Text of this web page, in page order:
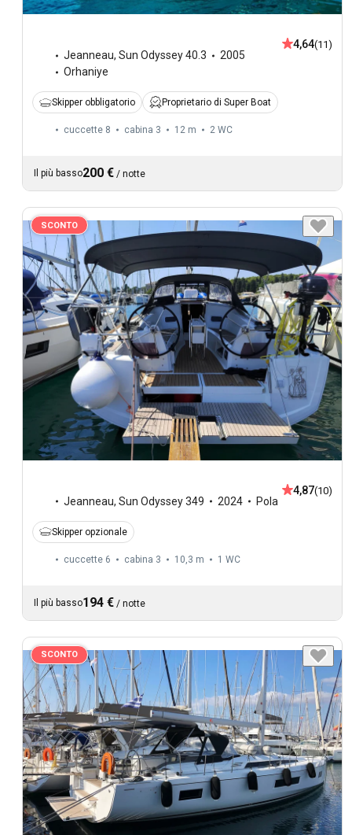
Jeanneau, Sun Odyssey 40.3
2005
Orhaniye
4,64(11)
Skipper obbligatorio Proprietario di Super Boat
cuccette 8 cabina 3 12 m 2 WC
Il più basso200 € / notte
SCONTO
Jeanneau, Sun Odyssey 349 2024 Pola
4,87(10)
Skipper opzionale
cuccette 6 cabina 3 10,3 m 1 WC
Il più basso194 € / notte
SCONTO